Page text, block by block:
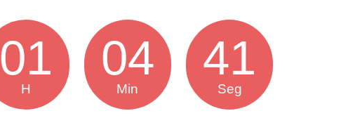
01
H
04
Min
39
Seg